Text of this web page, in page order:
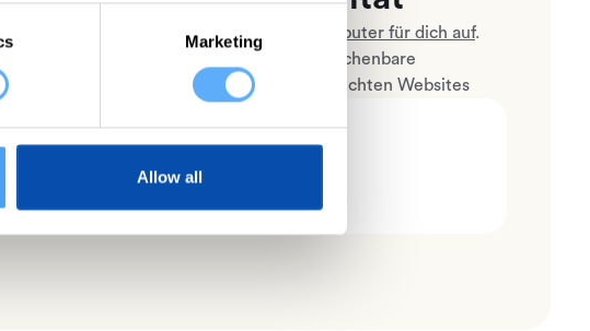
Marketing
Allow all
automatisch jede Aktivität am Computer für dich auf.
visualisieren deine abrechenbare
meistgenutzten Programme und meistbesuchten Websites
D.